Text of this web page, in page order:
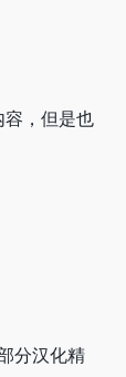
，但是也
分汉化精